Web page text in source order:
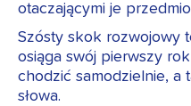
otaczającymi je
Szósty skok rozwojowy
osiąga swój pierwszy
chodzić samodzielnie, a
słowa.